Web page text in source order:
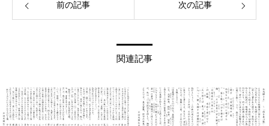
前の記事 次の記事
関連記事